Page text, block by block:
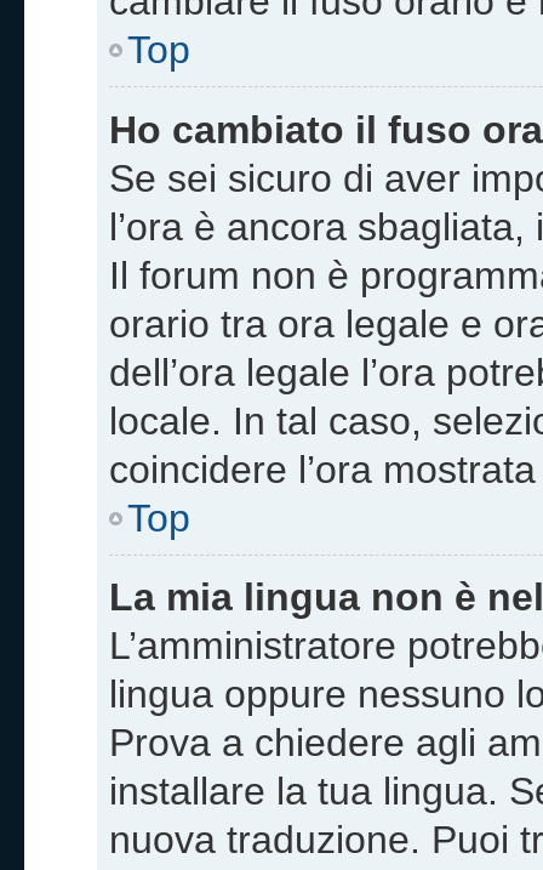
Top
Ho cambiato il fuso
Se sei sicuro di aver
l’ora è ancora
Il forum non è
orario tra ora legale e
dell’ora legale l’ora
locale. In tal caso,
coincidere l’ora
Top
La mia lingua non è
L’amministratore
lingua oppure nessuno
Prova a chiedere agli
installare la tua lingua.
nuova traduzione. Puoi